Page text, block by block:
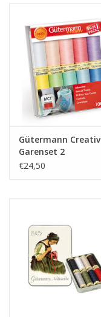
Gütermann Creativ
Garenset 2
€24,50